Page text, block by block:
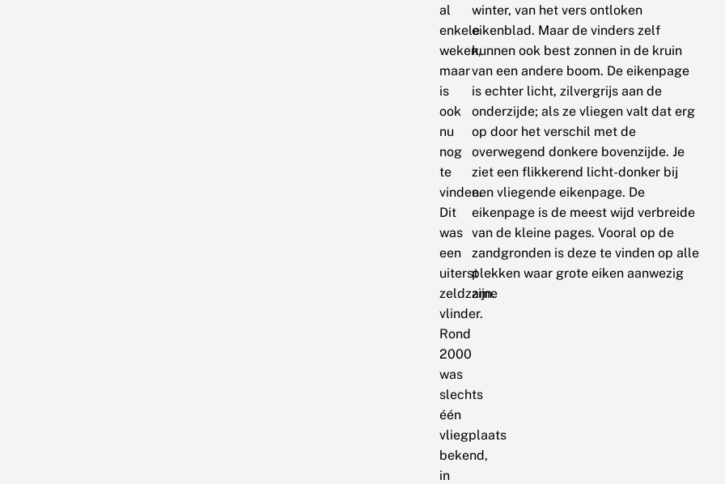
al
enkele
weken,
maar
is
ook
nu
nog
te
vinden.
Dit
was
een
uiterst
zeldzame
vlinder.
Rond
2000
was
slechts
één
vliegplaats
bekend,
in
winter, van het vers ontloken
eikenblad. Maar de vinders zelf
kunnen ook best zonnen in de kruin
van een andere boom. De eikenpage
is echter licht, zilvergrijs aan de
onderzijde; als ze vliegen valt dat erg
op door het verschil met de
overwegend donkere bovenzijde. Je
ziet een flikkerend licht-donker bij
een vliegende eikenpage. De
eikenpage is de meest wijd verbreide
van de kleine pages. Vooral op de
zandgronden is deze te vinden op alle
plekken waar grote eiken aanwezig
zijn.